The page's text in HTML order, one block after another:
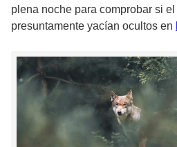
plena noche para comprobar si
presuntamente yacían ocultos en